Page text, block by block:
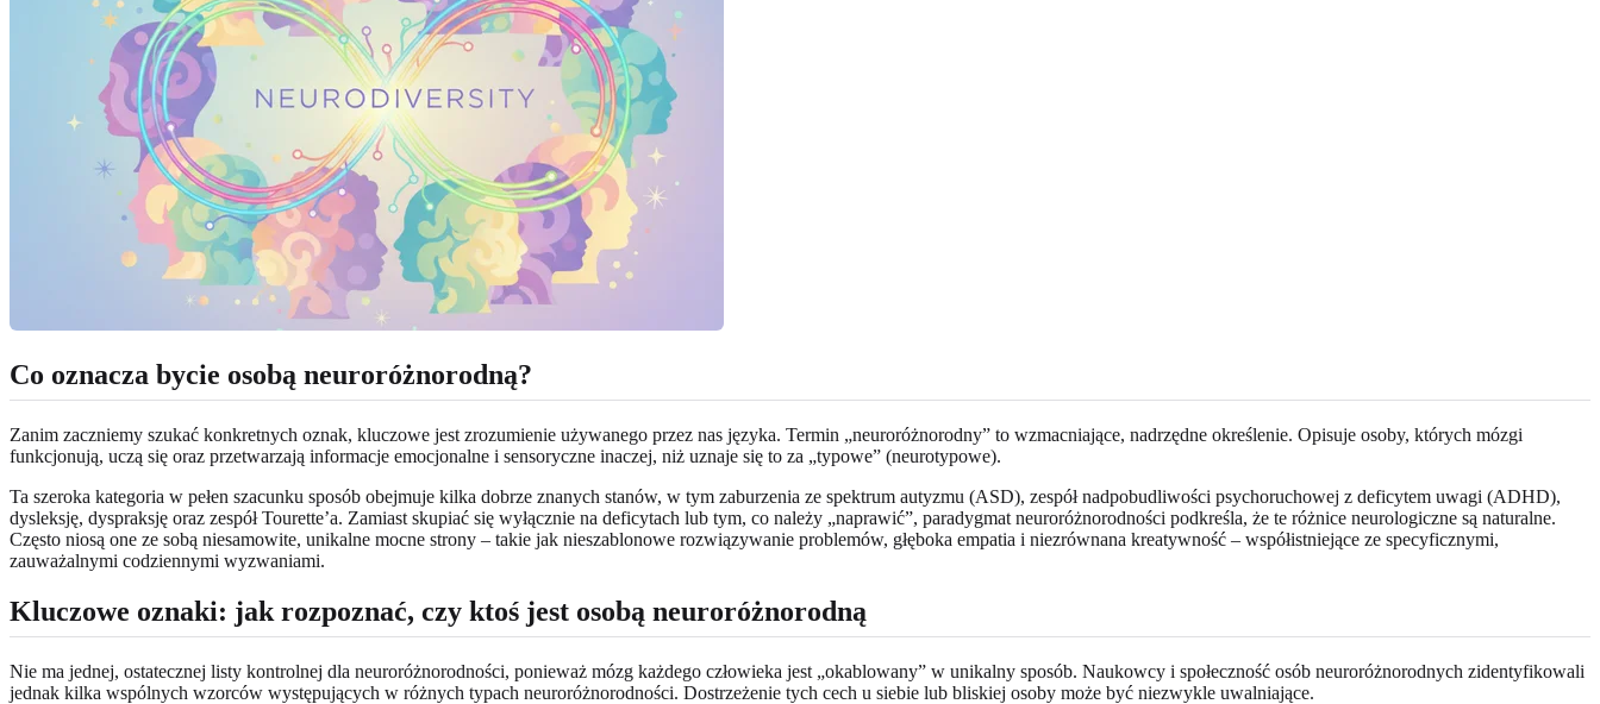
Co oznacza bycie osobą neuroróżnorodną?
Zanim zaczniemy szukać konkretnych oznak, kluczowe jest zrozumienie używanego przez nas języka. Termin „neuroróżnorodny” to wzmacniające, nadrzędne określenie. Opisuje osoby, których mózgi
funkcjonują, uczą się oraz przetwarzają informacje emocjonalne i sensoryczne inaczej, niż uznaje się to za „typowe” (neurotypowe).
Ta szeroka kategoria w pełen szacunku sposób obejmuje kilka dobrze znanych stanów, w tym zaburzenia ze spektrum autyzmu (ASD), zespół nadpobudliwości psychoruchowej z deficytem uwagi (ADHD),
dysleksję, dyspraksję oraz zespół Tourette’a. Zamiast skupiać się wyłącznie na deficytach lub tym, co należy „naprawić”, paradygmat neuroróżnorodności podkreśla, że te różnice neurologiczne są naturalne.
Często niosą one ze sobą niesamowite, unikalne mocne strony – takie jak nieszablonowe rozwiązywanie problemów, głęboka empatia i niezrównana kreatywność – współistniejące ze specyficznymi,
zauważalnymi codziennymi wyzwaniami.
Kluczowe oznaki: jak rozpoznać, czy ktoś jest osobą neuroróżnorodną
Nie ma jednej, ostatecznej listy kontrolnej dla neuroróżnorodności, ponieważ mózg każdego człowieka jest „okablowany” w unikalny sposób. Naukowcy i społeczność osób neuroróżnorodnych zidentyfikowali
jednak kilka wspólnych wzorców występujących w różnych typach neuroróżnorodności. Dostrzeżenie tych cech u siebie lub bliskiej osoby może być niezwykle uwalniające.